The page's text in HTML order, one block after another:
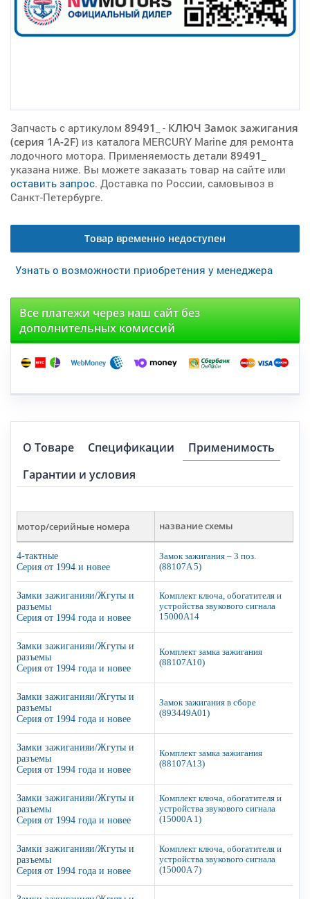
Запчасть с артикулом 89491_ - КЛЮЧ Замок зажигания
(серия 1A-2F) из каталога MERCURY Marine для ремонта
лодочного мотора. Применяемость детали 89491_
указана ниже. Вы можете заказать товар на сайте или
оставить запрос. Доставка по России, самовывоз в
Санкт-Петербурге.
Товар временно недоступен
Узнать о возможности приобретения у менеджера
Все платежи через наш сайт без
дополнительных комиссий
О Товаре Спецификации
Применимость
Гарантии и условия
мотор/серийные номера название схемы
4-тактные
Серия от 1994 и новее
Замок зажигания – 3 поз.
(88107A 5)
Замки зажиганияи/Жгуты и
разъемы
Серия от 1994 года и новее
Комплект ключа, обогатителя и
устройства звукового сигнала
15000A14
Замки зажиганияи/Жгуты и
разъемы
Серия от 1994 года и новее
Комплект замка зажигания
(88107A10)
Замки зажиганияи/Жгуты и
разъемы
Серия от 1994 года и новее
Замок зажигания в сборе
(893449A01)
Замки зажиганияи/Жгуты и
разъемы
Серия от 1994 года и новее
Комплект замка зажигания
(88107A13)
Замки зажиганияи/Жгуты и
разъемы
Серия от 1994 года и новее
Комплект ключа, обогатителя и
устройства звукового сигнала
(15000A 1)
Замки зажиганияи/Жгуты и
разъемы
Серия от 1994 года и новее
Комплект ключа, обогатителя и
устройства звукового сигнала
(15000A 7)